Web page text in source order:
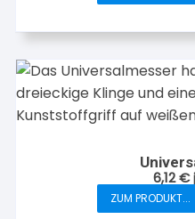
6,12€
ZUM PRODUKT...